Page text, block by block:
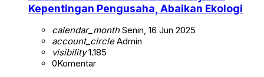
Kepentingan Pengusaha, Abaikan Ekologi
calendar_monthSenin, 16 Jun 2025
account_circleAdmin
visibility1.185
0Komentar